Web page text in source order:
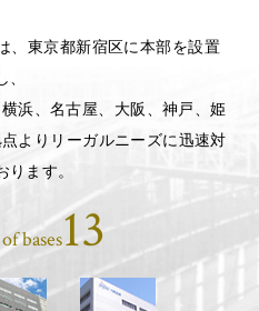
、東京都新宿区に本部を設置
、
浜、名古屋、大阪、神戸、姫
よりリーガルニーズに迅速対
ります。
bases13